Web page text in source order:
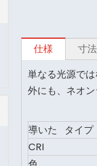
仕様 寸法
単なる光源で
外にも、ネオ
導いた タイプ
CRI